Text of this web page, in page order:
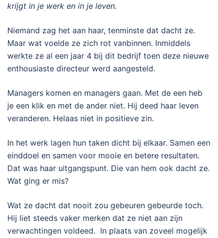
krijgt in je werk en in je leven.
Niemand zag het aan haar, tenminste dat dacht ze.
Maar wat voelde ze zich rot vanbinnen. Inmiddels
werkte ze al een jaar 4 bij dit bedrijf toen deze nieuwe
enthousiaste directeur werd aangesteld.
Managers komen en managers gaan. Met de een heb
je een klik en met de ander niet. Hij deed haar leven
veranderen. Helaas niet in positieve zin.
In het werk lagen hun taken dicht bij elkaar. Samen een
einddoel en samen voor mooie en betere resultaten.
Dat was haar uitgangspunt. Die van hem ook dacht ze.
Wat ging er mis?
Wat ze dacht dat nooit zou gebeuren gebeurde toch.
Hij liet steeds vaker merken dat ze niet aan zijn
verwachtingen voldeed. In plaats van zoveel mogelijk